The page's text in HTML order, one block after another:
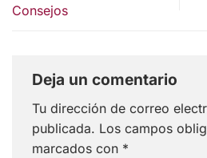
Consejos
Deja un comentario
Tu dirección de correo
publicada. Los campos
marcados con *